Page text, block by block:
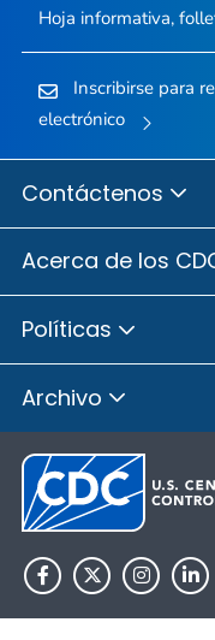
Hoja informativa,
Inscribirse para
electrónico
Contáctenos
Acerca de los
Políticas
Archivo